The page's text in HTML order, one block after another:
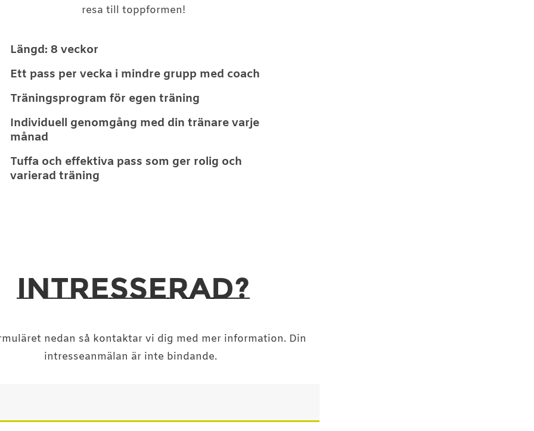
resa till toppformen!
Längd: 8 veckor
Ett pass per vecka i mindre grupp med coach
Träningsprogram för egen träning
Individuell genomgång med din tränare varje
månad
Tuffa och effektiva pass som ger rolig och
varierad träning
INTRESSERAD?
nedan så kontaktar vi dig med mer information. Din
intresseanmälan är inte bindande.